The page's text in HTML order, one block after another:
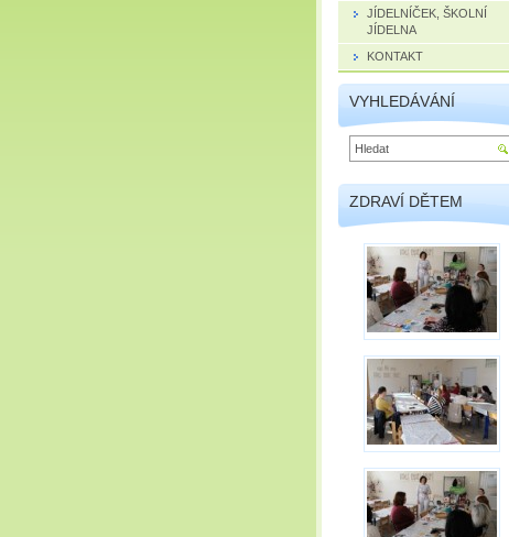
JÍDELNÍČEK, ŠKOLNÍ
JÍDELNA
KONTAKT
VYHLEDÁVÁNÍ
ZDRAVÍ DĚTEM